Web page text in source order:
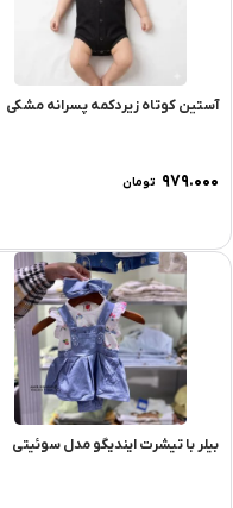
آستین کوتاه زیردکمه پسرانه مشکی
۹۷۹.۰۰۰ تومان
بیلر با تیشرت ایندیگو مدل سوئیتی